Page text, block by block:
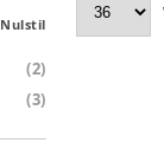
Nulstil
(2)
(3)